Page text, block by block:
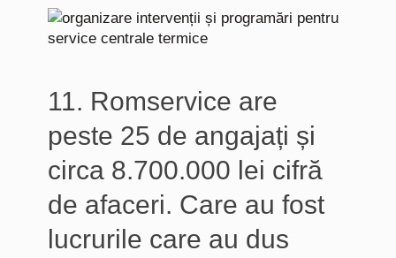
11. Romservice are
peste 25 de angajați și
circa 8.700.000 lei cifră
de afaceri. Care au fost
lucrurile care au dus